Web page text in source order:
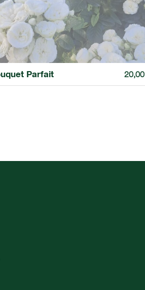
Parfait 20,00